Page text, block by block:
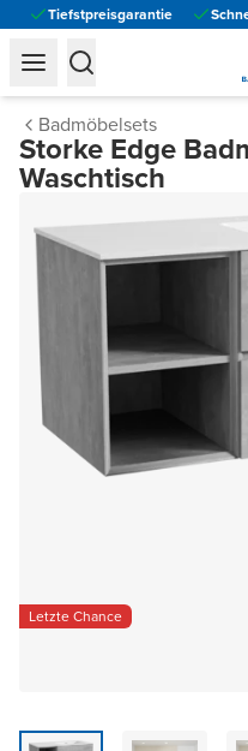
Tiefstpreisgarantie
Badmöbelsets
Storke Edge
Waschtisch
Letzte Chance